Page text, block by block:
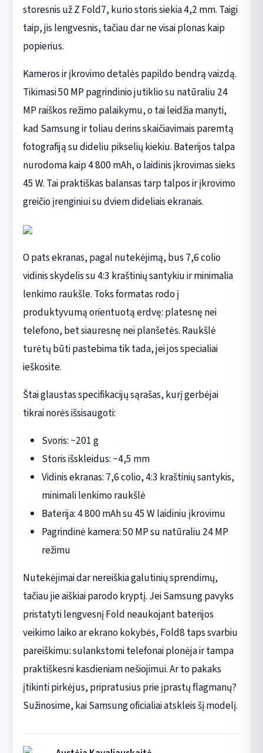
storesnis už Z Fold7, kurio storis siekia 4,2 mm. Taigi
taip, jis lengvesnis, tačiau dar ne visai plonas kaip
popierius.
Kameros ir įkrovimo detalės papildo bendrą vaizdą.
Tikimasi 50 MP pagrindinio jutiklio su natūraliu 24
MP raiškos režimo palaikymu, o tai leidžia manyti,
kad Samsung ir toliau derins skaičiavimais paremtą
fotografiją su dideliu pikselių kiekiu. Baterijos talpa
nurodoma kaip 4 800 mAh, o laidinis įkrovimas sieks
45 W. Tai praktiškas balansas tarp talpos ir įkrovimo
greičio įrenginiui su dviem dideliais ekranais.
O pats ekranas, pagal nutekėjimą, bus 7,6 colio
vidinis skydelis su 4:3 kraštinių santykiu ir minimalia
lenkimo raukšle. Toks formatas rodo į
produktyvumą orientuotą erdvę: platesnę nei
telefono, bet siauresnę nei planšetės. Raukšlė
turėtų būti pastebima tik tada, jei jos specialiai
ieškosite.
Štai glaustas specifikacijų sąrašas, kurį gerbėjai
tikrai norės išsisaugoti:
Svoris: ~201 g
Storis išskleidus: ~4,5 mm
Vidinis ekranas: 7,6 colio, 4:3 kraštinių santykis,
minimali lenkimo raukšlė
Baterija: 4 800 mAh su 45 W laidiniu įkrovimu
Pagrindinė kamera: 50 MP su natūraliu 24 MP
režimu
Nutekėjimai dar nereiškia galutinių sprendimų,
tačiau jie aiškiai parodo kryptį. Jei Samsung pavyks
pristatyti lengvesnį Fold neaukojant baterijos
veikimo laiko ar ekrano kokybės, Fold8 taps svarbiu
pareiškimu: sulankstomi telefonai plonėja ir tampa
praktiškesni kasdieniam nešiojimui. Ar to pakaks
įtikinti pirkėjus, pripratusius prie įprastų flagmanų?
Sužinosime, kai Samsung oficialiai atskleis šį modelį.